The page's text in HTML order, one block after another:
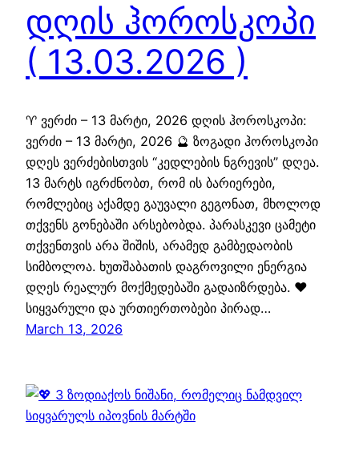
დღის ჰოროსკოპი
( 13.03.2026 )
♈ ვერძი – 13 მარტი, 2026 დღის ჰოროსკოპი:
ვერძი – 13 მარტი, 2026 🔮 ზოგადი ჰოროსკოპი
დღეს ვერძებისთვის “კედლების ნგრევის” დღეა.
13 მარტს იგრძნობთ, რომ ის ბარიერები,
რომლებიც აქამდე გაუვალი გეგონათ, მხოლოდ
თქვენს გონებაში არსებობდა. პარასკევი ცამეტი
თქვენთვის არა შიშის, არამედ გამბედაობის
სიმბოლოა. ხუთშაბათის დაგროვილი ენერგია
დღეს რეალურ მოქმედებაში გადაიზრდება. ❤️
სიყვარული და ურთიერთობები პირად…
March 13, 2026